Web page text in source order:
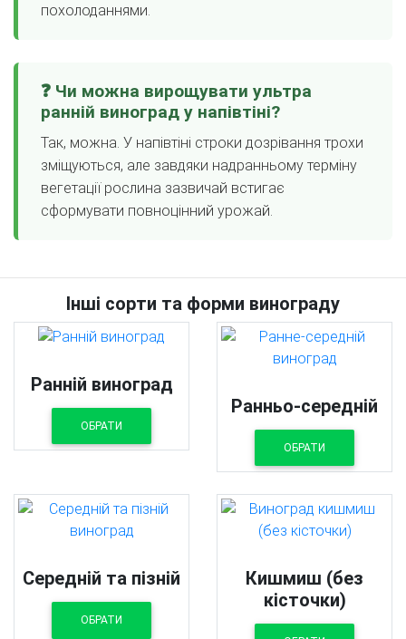
похолоданнями.
❓ Чи можна вирощувати ультра
ранній виноград у напівтіні?
Так, можна. У напівтіні строки дозрівання трохи
зміщуються, але завдяки надранньому терміну
вегетації рослина зазвичай встигає
сформувати повноцінний урожай.
Інші сорти та форми винограду
Ранній виноград
ОБРАТИ
Ранньо-середній
ОБРАТИ
Середній та пізній
ОБРАТИ
Кишмиш (без
кісточки)